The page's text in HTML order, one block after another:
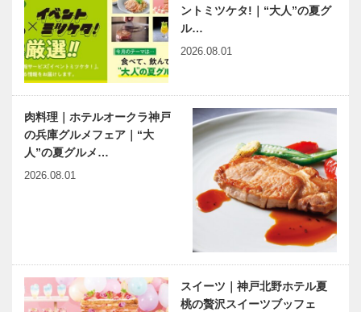
ントミツケタ!｜“大人”の夏グ
ル…
2026.08.01
肉料理｜ホテルオークラ神戸
の兵庫グルメフェア｜“大
人”の夏グルメ…
2026.08.01
スイーツ｜神戸北野ホテル夏
桃の贅沢スイーツブッフェ